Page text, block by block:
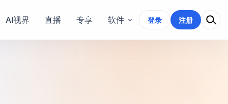
AI视界 直播 专享 软件 登录 注册